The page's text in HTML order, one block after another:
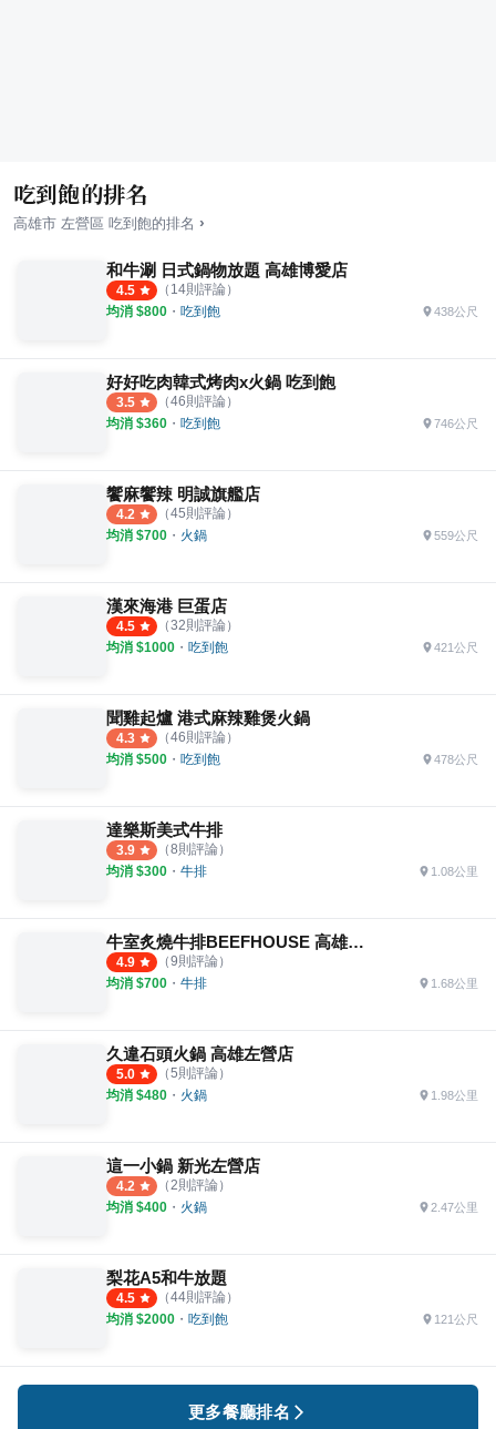
吃到飽的排名
高雄市 左營區 吃到飽的排名 ›
和牛涮 日式鍋物放題 高雄博愛店
4.5 （ 14則評論）
均消 $800 ・ 吃到飽 438公尺
好好吃肉韓式烤肉x火鍋 吃到飽
3.5 （46則評論）
均消 $360 ・ 吃到飽 746公尺
饗麻饗辣 明誠旗艦店
4.2 （45則評論）
均消 $700 ・ 火鍋 559公尺
漢來海港 巨蛋店
4.5 （32則評論）
均消 $1000 ・ 吃到飽 421公尺
聞雞起爐 港式麻辣雞煲火鍋
4.3 （46則評論）
均消 $500 ・ 吃到飽 478公尺
達樂斯美式牛排
3.9 （8則評論）
均消 $300 ・ 牛排 1.08公里
牛室炙燒牛排BEEFHOUSE 高雄自由店
4.9 （9則評論）
均消 $700 ・ 牛排 1.68公里
久違石頭火鍋 高雄左營店
5.0 （5則評論）
均消 $480 ・ 火鍋 1.98公里
這一小鍋 新光左營店
4.2 （ 2則評論）
均消 $400 ・ 火鍋 2.47公里
梨花A5和牛放題
4.5 （44則評論）
均消 $2000 ・ 吃到飽 121公尺
更多餐廳排名